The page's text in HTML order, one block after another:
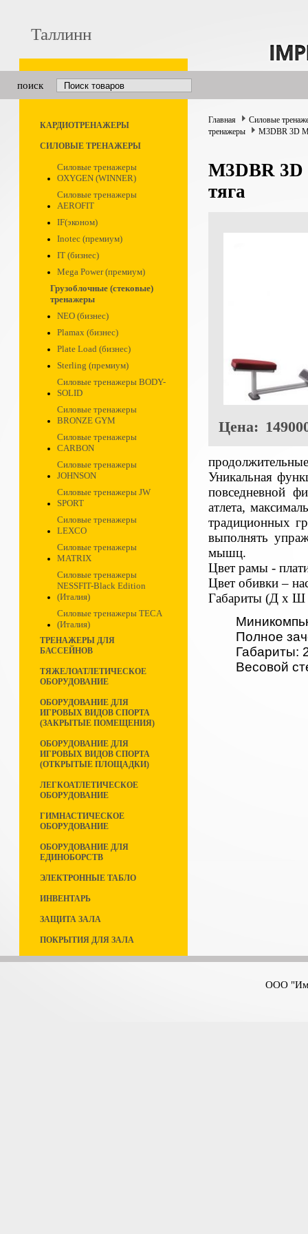
Таллинн
поиск
КАРДИОТРЕНАЖЕРЫ
СИЛОВЫЕ ТРЕНАЖЕРЫ
Силовые тренажеры
OXYGEN (WINNER)
Силовые тренажеры
AEROFIT
IF(эконом)
Inotec (премиум)
IT (бизнес)
Mega Power (премиум)
Грузоблочные (стековые)
тренажеры
NEO (бизнес)
Plamax (бизнес)
Plate Load (бизнес)
Sterling (премиум)
Силовые тренажеры BODY-
SOLID
Силовые тренажеры
BRONZE GYM
Силовые тренажеры
CARBON
Силовые тренажеры
JOHNSON
Силовые тренажеры JW
SPORT
Силовые тренажеры
LEXCO
Силовые тренажеры
MATRIX
Силовые тренажеры
NESSFIT-Black Edition
(Италия)
Силовые тренажеры TECA
(Италия)
ТРЕНАЖЕРЫ ДЛЯ
БАССЕЙНОВ
ТЯЖЕЛОАТЛЕТИЧЕСКОЕ
ОБОРУДОВАНИЕ
ОБОРУДОВАНИЕ ДЛЯ
ИГРОВЫХ ВИДОВ СПОРТА
(ЗАКРЫТЫЕ ПОМЕЩЕНИЯ)
ОБОРУДОВАНИЕ ДЛЯ
ИГРОВЫХ ВИДОВ СПОРТА
(ОТКРЫТЫЕ ПЛОЩАДКИ)
ЛЕГКОАТЛЕТИЧЕСКОЕ
ОБОРУДОВАНИЕ
ГИМНАСТИЧЕСКОЕ
ОБОРУДОВАНИЕ
ОБОРУДОВАНИЕ ДЛЯ
ЕДИНОБОРСТВ
ЭЛЕКТРОННЫЕ ТАБЛО
ИНВЕНТАРЬ
ЗАЩИТА ЗАЛА
ПОКРЫТИЯ ДЛЯ ЗАЛА
Главная
Силовые
тренажеры
M3DBR 3D
M3DBR
тяга
Цена:
Уникальная
повседневной
атлета,
традиционных
выполнять
мышц.
Цвет рамы -
Цвет обивки –
Габариты (Д х Ш
Полное
Габариты:
Весовой
ООО